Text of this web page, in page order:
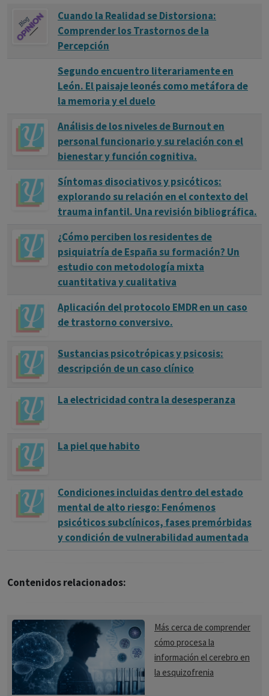
Cuando la Realidad se Distorsiona:
Comprender los Trastornos de la
Percepción
Segundo encuentro literariamente en
León. El paisaje leonés como metáfora de
la memoria y el duelo
Análisis de los niveles de Burnout en
personal funcionario y su relación con el
bienestar y función cognitiva.
Síntomas disociativos y psicóticos:
explorando su relación en el contexto del
trauma infantil. Una revisión bibliográfica.
¿Cómo perciben los residentes de
psiquiatría de España su formación? Un
estudio con metodología mixta
cuantitativa y cualitativa
Aplicación del protocolo EMDR en un caso
de trastorno conversivo.
Sustancias psicotrópicas y psicosis:
descripción de un caso clínico
La electricidad contra la desesperanza
La piel que habito
Condiciones incluidas dentro del estado
mental de alto riesgo: Fenómenos
psicóticos subclínicos, fases premórbidas
y condición de vulnerabilidad aumentada
Contenidos relacionados:
Más cerca de comprender
cómo procesa la
información el cerebro en
la esquizofrenia